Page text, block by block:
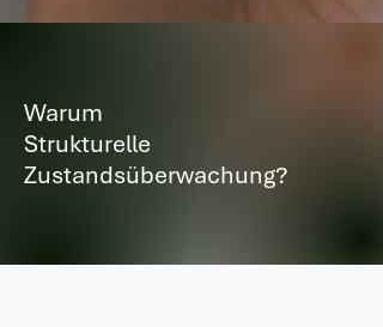
Warum
Strukturelle
Zustandsüberwachung?